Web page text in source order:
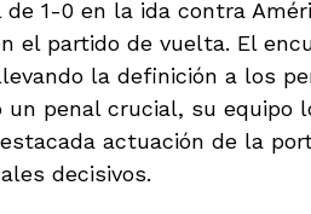
1-0 en la ida contra
el partido de vuelta. El
la definición a los
un penal crucial, su equipo
actuación de la
decisivos.